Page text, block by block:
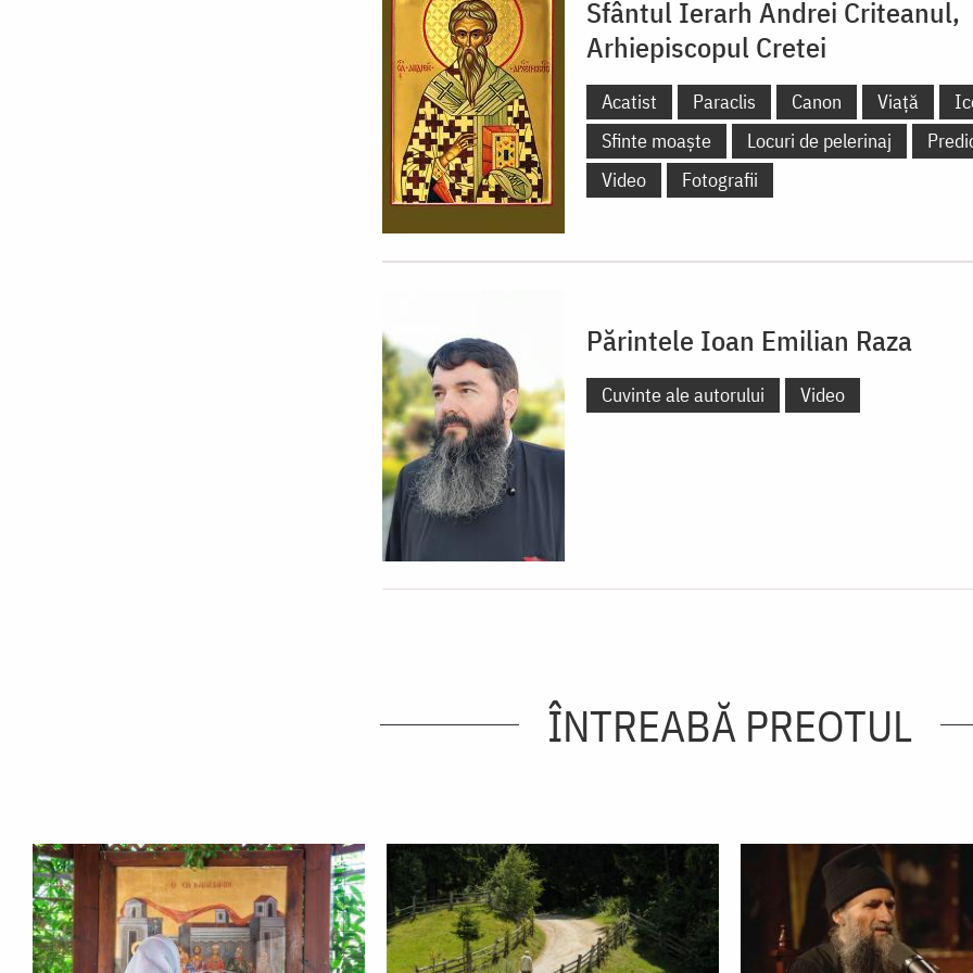
Sfântul Ierarh Andrei Criteanul,
Arhiepiscopul Cretei
Acatist Paraclis Canon Viață
Sfinte moaște
Locuri de pelerinaj
Video
Fotografii
Părintele Ioan Emilian Raza
Cuvinte ale autorului Video
ÎNTREABĂ PREOTUL